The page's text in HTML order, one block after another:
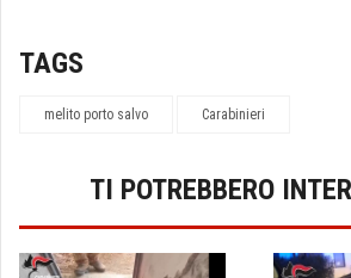
TAGS
melito porto salvo Carabinieri
TI POTREBBERO